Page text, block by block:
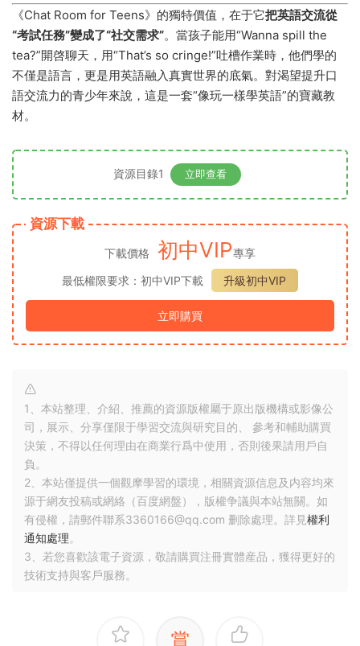
《Chat Room for Teens》的獨特價值，在于它把英語交流從
“考試任務”變成了“社交需求”。當孩子能用“Wanna spill the
tea?”開啓聊天，用“That’s so cringe!”吐槽作業時，他們學的
不僅是語言，更是用英語融入真實世界的底氣。對渴望提升口
語交流力的青少年來說，這是一套“像玩一樣學英語”的寶藏教
材。
資源目錄1 立即查看
資源下載
下載價格 初中VIP專享
最低權限要求：初中VIP下載
升級初中VIP
立即購買
1、本站整理、介紹、推薦的資源版權屬于原出版機構或影像公
司，展示、分享僅限于學習交流與研究目的、 參考和輔助購買
決策，不得以任何理由在商業行爲中使用，否則後果請用戶自
負。
2、本站僅提供一個觀摩學習的環境，相關資源信息及内容均來
源于網友投稿或網絡（百度網盤），版權争議與本站無關。如
有侵權，請郵件聯系3360166@qq.com 删除處理。詳見權利
通知處理。
3、若您喜歡該電子資源，敬請購買注冊實體産品，獲得更好的
技術支持與客戶服務。
賞